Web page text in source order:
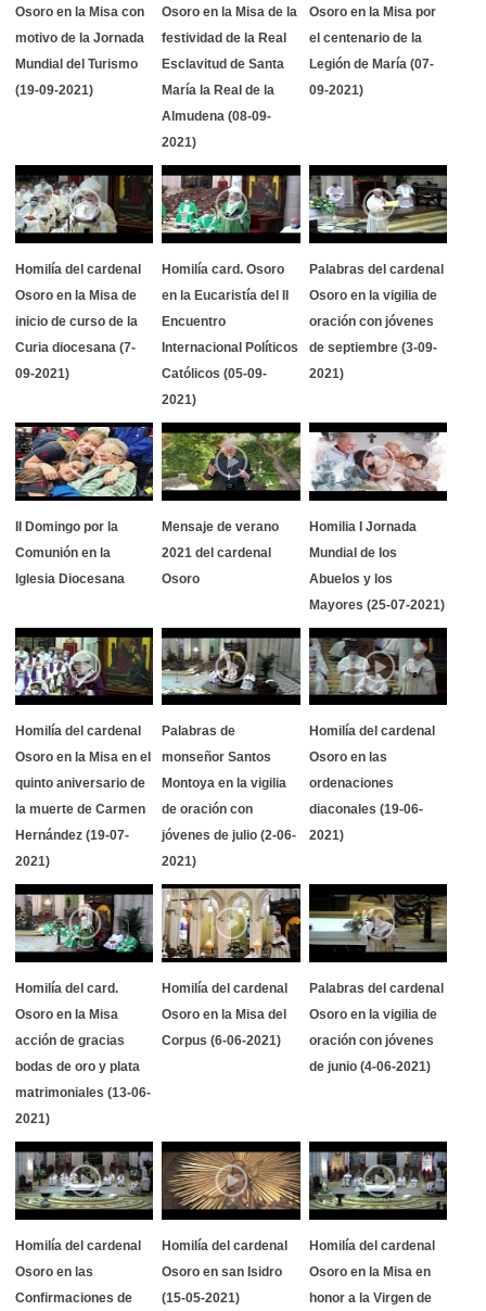
Osoro en la Misa con
motivo de la Jornada
Mundial del Turismo
(19-09-2021)
Osoro en la Misa de la
festividad de la Real
Esclavitud de Santa
María la Real de la
Almudena (08-09-
2021)
Osoro en la Misa por
el centenario de la
Legión de María (07-
09-2021)
Homilía del cardenal
Osoro en la Misa de
inicio de curso de la
Curia diocesana (7-
09-2021)
Homilía card. Osoro
en la Eucaristía del II
Encuentro
Internacional Políticos
Católicos (05-09-
2021)
Palabras del cardenal
Osoro en la vigilia de
oración con jóvenes
de septiembre (3-09-
2021)
II Domingo por la
Comunión en la
Iglesia Diocesana
Mensaje de verano
2021 del cardenal
Osoro
Homilia I Jornada
Mundial de los
Abuelos y los
Mayores (25-07-2021)
Homilía del cardenal
Osoro en la Misa en el
quinto aniversario de
la muerte de Carmen
Hernández (19-07-
2021)
Palabras de
monseñor Santos
Montoya en la vigilia
de oración con
jóvenes de julio (2-06-
2021)
Homilía del cardenal
Osoro en las
ordenaciones
diaconales (19-06-
2021)
Homilía del card.
Osoro en la Misa
acción de gracias
bodas de oro y plata
matrimoniales (13-06-
2021)
Homilía del cardenal
Osoro en la Misa del
Corpus (6-06-2021)
Palabras del cardenal
Osoro en la vigilia de
oración con jóvenes
de junio (4-06-2021)
Homilía del cardenal
Osoro en las
Confirmaciones de
Homilía del cardenal
Osoro en san Isidro
(15-05-2021)
Homilía del cardenal
Osoro en la Misa en
honor a la Virgen de